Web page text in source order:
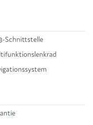
Schnittstelle